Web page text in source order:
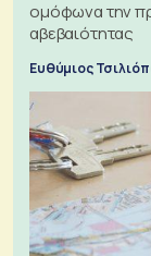
ομόφωνα την
αβεβαιότητας
Ευθύμιος